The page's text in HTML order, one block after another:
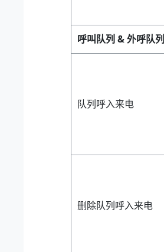
呼叫队列 & 外呼队列
队列呼入来电
删除队列呼入来电